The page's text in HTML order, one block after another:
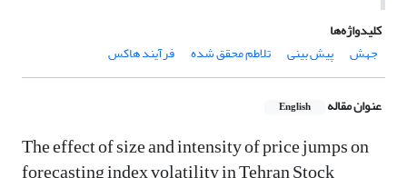
کلیدواژه‌ها
جهش
پیش بینی تلاطم محقق شده فرآیند هاکس
عنوان مقاله English
The effect of size and intensity of price jumps on